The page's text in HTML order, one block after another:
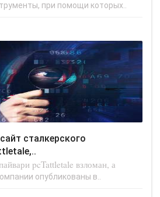
при помощи которых..
pcTattletale взломан, а
опубликованы в..